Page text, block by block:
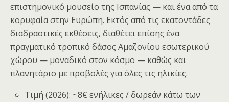
επιστημονικό μουσείο της Ισπανίας — και ένα από τα
κορυφαία στην Ευρώπη. Εκτός από τις εκατοντάδες
διαδραστικές εκθέσεις, διαθέτει επίσης ένα
πραγματικό τροπικό δάσος Αμαζονίου εσωτερικού
χώρου — μοναδικό στον κόσμο — καθώς και
πλανητάριο με προβολές για όλες τις ηλικίες.
Τιμή (2026): ~8€ ενήλικες / δωρεάν κάτω των